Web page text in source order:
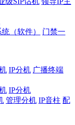
（软件）
门禁一
IP分机 广播终端
IP分机
管理分机 IP音柱 配